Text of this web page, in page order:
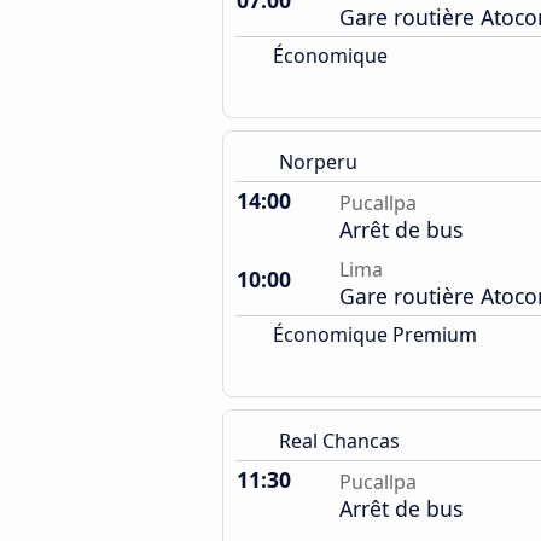
Gare routière
Économique
Norperu
14:00 Pucallpa
Arrêt de bus
10:00
Lima
Gare routière
Économique Premium
Real Chancas
11:30 Pucallpa
Arrêt de bus